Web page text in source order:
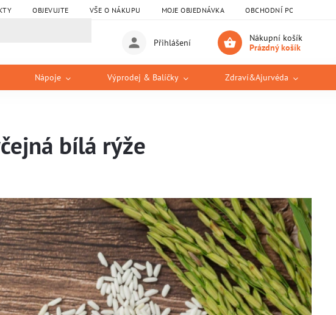
OBJEVUJTE VŠE O NÁKUPU MOJE OBJEDNÁVKA OBCHODNÍ PODMÍNKY
Nákupní košík
Prázdný košík
Přihlášení
Nápoje Výprodej & Balíčky Zdraví&Ajurvéda
bílá rýže